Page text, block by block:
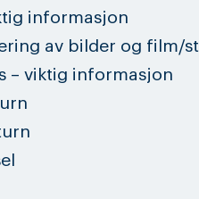
informasjon
av bilder og film/
– viktig informasjon